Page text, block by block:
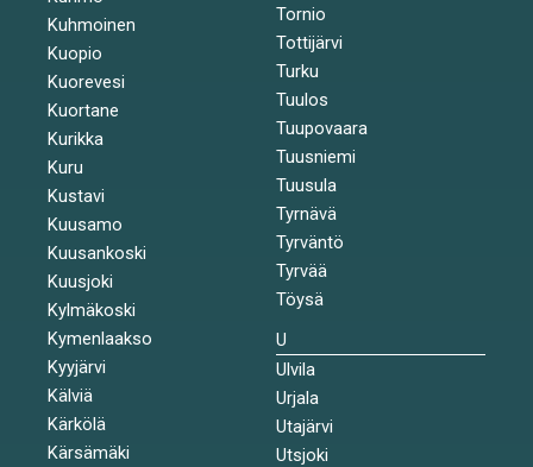
Kuhmoinen
Kuopio
Kuorevesi
Kuortane
Kurikka
Kuru
Kustavi
Kuusamo
Kuusankoski
Kuusjoki
Kylmäkoski
Kymenlaakso
Kyyjärvi
Kälviä
Kärkölä
Kärsämäki
Tornio
Tottijärvi
Turku
Tuulos
Tuupovaara
Tuusniemi
Tuusula
Tyrnävä
Tyrväntö
Tyrvää
Töysä
U
Ulvila
Urjala
Utajärvi
Utsjoki